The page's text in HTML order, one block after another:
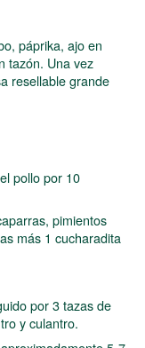
páprika, ajo en
tazón. Una vez
resellable grande
pollo por 10
pimientos
más 1 cucharadita
por 3 tazas de
y culantro.